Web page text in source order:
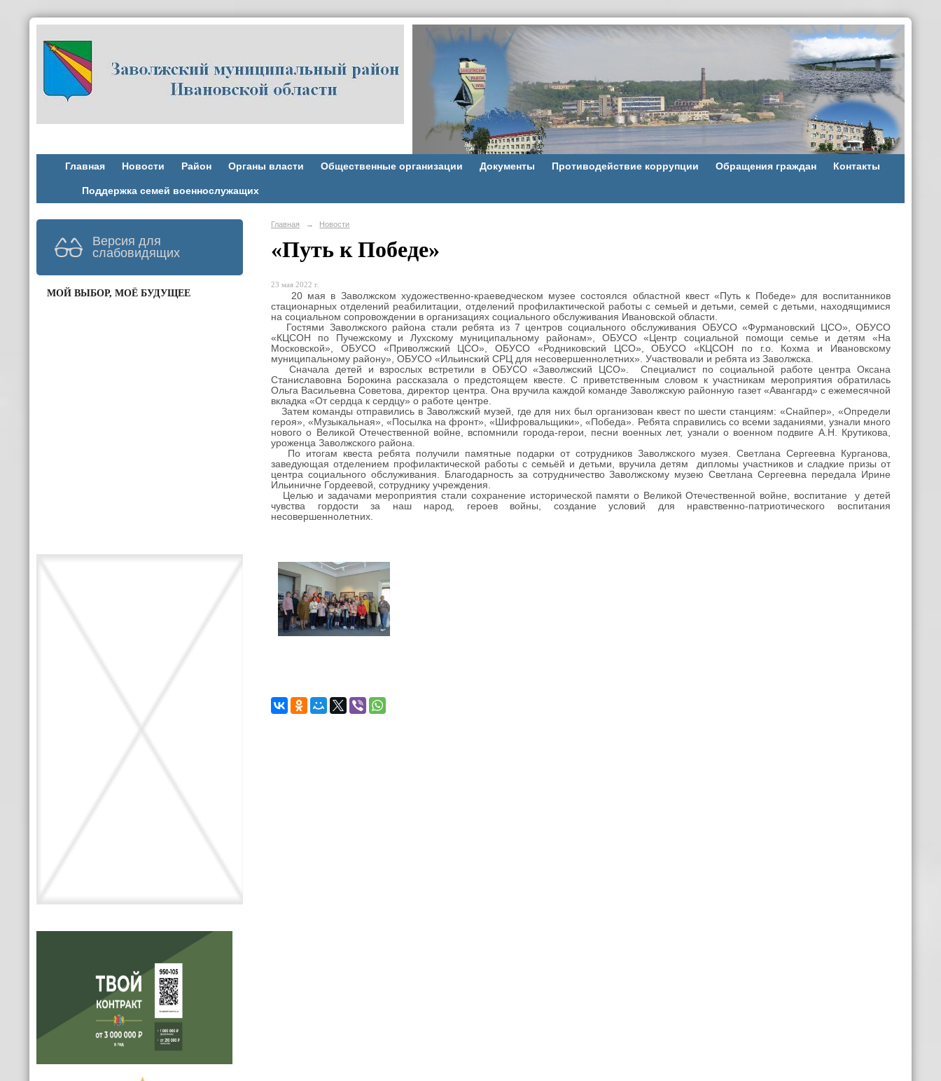
Главная Новости Район Органы власти Общественные организации Документы Противодействие коррупции Обращения граждан Контакты
Поддержка семей военнослужащих
Версия для
слабовидящих
МОЙ ВЫБОР, МОЁ БУДУЩЕЕ
Главная → Новости
«Путь к Победе»
23 мая 2022 г.
20 мая в Заволжском художественно-краеведческом музее состоялся областной квест «Путь к Победе» для воспитанников
стационарных отделений реабилитации, отделений профилактической работы с семьей и детьми, семей с детьми, находящимися
на социальном сопровождении в организациях социального обслуживания Ивановской области.
Гостями Заволжского района стали ребята из 7 центров социального обслуживания ОБУСО «Фурмановский ЦСО», ОБУСО
«КЦСОН по Пучежскому и Лухскому муниципальному районам», ОБУСО «Центр социальной помощи семье и детям «На
Московской», ОБУСО «Приволжский ЦСО», ОБУСО «Родниковский ЦСО», ОБУСО «КЦСОН по г.о. Кохма и Ивановскому
муниципальному району», ОБУСО «Ильинский СРЦ для несовершеннолетних». Участвовали и ребята из Заволжска.
Сначала детей и взрослых встретили в ОБУСО «Заволжский ЦСО». Специалист по социальной работе центра Оксана
Станиславовна Борокина рассказала о предстоящем квесте. С приветственным словом к участникам мероприятия обратилась
Ольга Васильевна Советова, директор центра. Она вручила каждой команде Заволжскую районную газет «Авангард» с ежемесячной
вкладка «От сердца к сердцу» о работе центре.
Затем команды отправились в Заволжский музей, где для них был организован квест по шести станциям: «Снайпер», «Определи
героя», «Музыкальная», «Посылка на фронт», «Шифровальщики», «Победа». Ребята справились со всеми заданиями, узнали много
нового о Великой Отечественной войне, вспомнили города-герои, песни военных лет, узнали о военном подвиге А.Н. Крутикова,
уроженца Заволжского района.
По итогам квеста ребята получили памятные подарки от сотрудников Заволжского музея. Светлана Сергеевна Курганова,
заведующая отделением профилактической работы с семьёй и детьми, вручила детям дипломы участников и сладкие призы от
центра социального обслуживания. Благодарность за сотрудничество Заволжскому музею Светлана Сергеевна передала Ирине
Ильиничне Гордеевой, сотруднику учреждения.
Целью и задачами мероприятия стали сохранение исторической памяти о Великой Отечественной войне, воспитание у детей
чувства гордости за наш народ, героев войны, создание условий для нравственно-патриотического воспитания
несовершеннолетних.